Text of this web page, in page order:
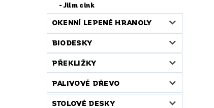
Jilm cink
OKENNÍ LEPENÉ HRANOLY
BIODESKY
PŘEKLIŽKY
PALIVOVÉ DŘEVO
STOLOVÉ DESKY